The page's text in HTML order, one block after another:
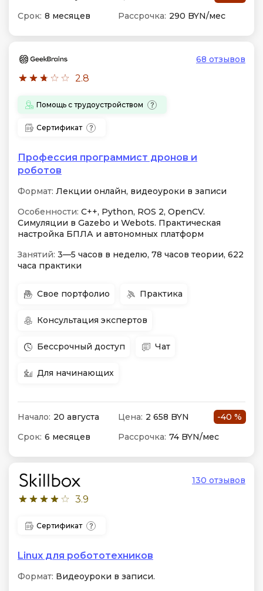
Срок: 8 месяцев Рассрочка: 290 BYN/мес
2.8
68 отзывов
Помощь с трудоустройством
Сертификат
Профессия программист дронов и
роботов
Формат: Лекции онлайн, видеоуроки в записи
Особенности: C++, Python, ROS 2, OpenCV.
Симуляции в Gazebo и Webots. Практическая
настройка БПЛА и автономных платформ
Занятий: 3—5 часов в неделю, 78 часов теории, 622
часа практики
Свое портфолио Практика
Консультация экспертов
Бессрочный доступ Чат
Для начинающих
Начало: 20 августа Цена: 2 658 BYN
-40 %
Срок: 6 месяцев Рассрочка: 74 BYN/мес
3.9
130 отзывов
Сертификат
Linux для робототехников
Формат: Видеоуроки в записи.